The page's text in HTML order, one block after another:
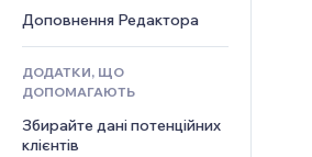
Їжа та напої
Калькулятори
Пошук
Погода
Графіки й таблиці
Спільнота
Відгуки
CRM
Доповнення Редактора
ДОДАТКИ, ЩО
ДОПОМАГАЮТЬ
Збирайте дані потенційних
клієнтів